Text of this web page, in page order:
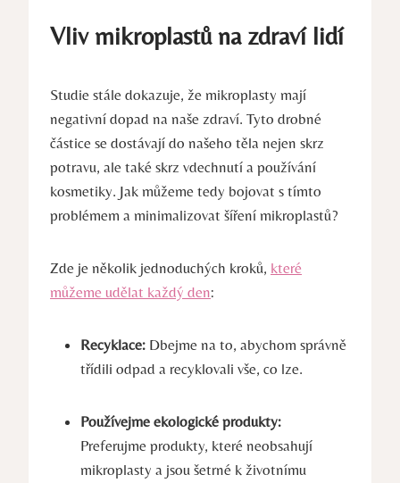
Vliv mikroplastů na zdraví lidí
Studie stále dokazuje, že mikroplasty mají
negativní dopad na naše zdraví. Tyto drobné
částice se dostávají do našeho těla nejen skrz
potravu, ale také skrz vdechnutí a používání
kosmetiky. Jak můžeme tedy bojovat s tímto
problémem a minimalizovat šíření mikroplastů?
Zde je několik jednoduchých kroků, které
můžeme udělat každý den:
Recyklace: Dbejme na to, abychom správně
třídili odpad a recyklovali vše, co lze.
Používejme ekologické produkty:
Preferujme produkty, které neobsahují
mikroplasty a jsou šetrné k životnímu